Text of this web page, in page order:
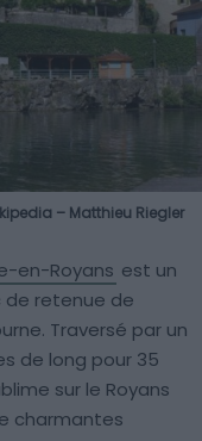
– Matthieu Riegler
en-Royans est un
de retenue de
Traversé par un
de long pour 35
sur le Royans
charmantes